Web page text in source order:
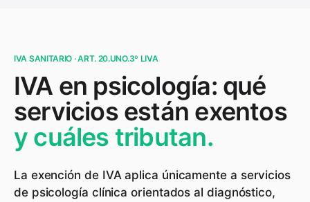
IVA SANITARIO · ART. 20.UNO.3º LIVA
IVA en psicología: qué
servicios están exentos
y cuáles tributan.
La exención de IVA aplica únicamente a servicios
de psicología clínica orientados al diagnóstico,